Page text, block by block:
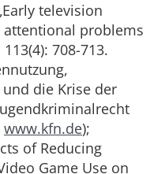
television
attentional problems
708-713.
die Krise der
www.kfn.de);
of Reducing
Game Use on